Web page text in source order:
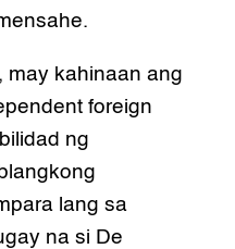
may kahinaan ang
foreign
ng
lang sa
na si De